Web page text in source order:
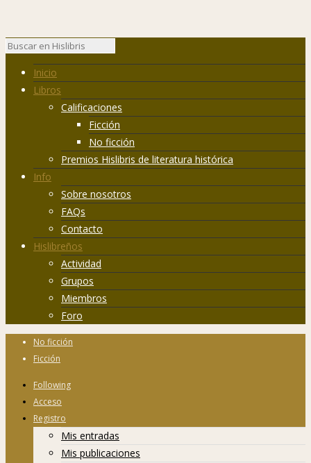
Inicio
Libros
Calificaciones
Ficción
No ficción
Premios Hislibris de literatura histórica
Info
Sobre nosotros
FAQs
Contacto
Hislibreños
Actividad
Grupos
Miembros
Foro
No ficción
Ficción
Following
Acceso
Registro
Mis entradas
Mis publicaciones